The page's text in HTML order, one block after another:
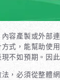
容產製或外
式，能幫助
不如預期。因
，必須從整體